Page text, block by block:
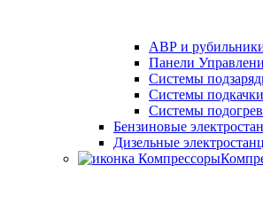
АВР и
Панели
Системы
Системы подкачки
Системы
Бензиновые
Дизельные